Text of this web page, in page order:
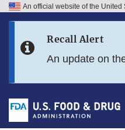
Skip to FDA Search
Skip to footer links
An official website of the United
Recall Alert
An update on